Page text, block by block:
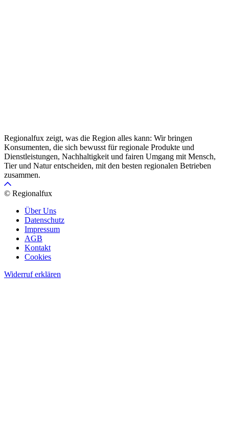
Regionalfux zeigt, was die Region alles kann: Wir bringen
Konsumenten, die sich bewusst für regionale Produkte und
Dienstleistungen, Nachhaltigkeit und fairen Umgang mit Mensch,
Tier und Natur entscheiden, mit den besten regionalen Betrieben
zusammen.
© Regionalfux
Über Uns
Datenschutz
Impressum
AGB
Kontakt
Cookies
Widerruf erklären